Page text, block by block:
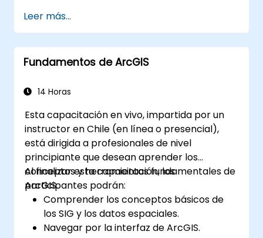
problemas y resolver incidencias
comunes.
Desarrollar destreza en la monitorización
y mantenimiento de entornos ArcGIS
Dominar las técnicas de copia de
del rendimiento.
Leer más...
Fundamentos de ArcGIS
14 Horas
Esta capacitación en vivo, impartida por un
instructor en Chile (en línea o presencial),
está dirigida a profesionales de nivel
principiante que desean aprender los
conceptos y herramientas fundamentales de
ArcGIS.
Al finalizar esta capacitación, los
participantes podrán:
Comprender los conceptos básicos de
los SIG y los datos espaciales.
Navegar por la interfaz de ArcGIS.